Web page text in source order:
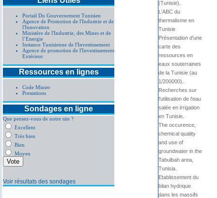
Portail Du Gouvernement Tunisien
Agence de Promotion de l'Industrie et de
l'Innovation
Ministère de l'Industrie, des Mines et de
l’Energie
Instance Tunisienne de l'Investissement
Agence de promotion de l'Investissement
Extérieur
Ressources en lignes
Code Minier
Prestations
Sondages en ligne
Que pensez-vous de notre site ?
Excellent
Très bien
Bien
Moyen
Voir résultats des sondages
(Tunisie).
L'ABC du
thermalisme en
Tunisie
Présentation d'une
carte des
ressources en
eaux souterraines
de la Tunisie (au
1/200000).
Recherches sur
l'utilisation de l'eau
salée en irrigation
en Tunisie.
The occurence,
chemical quality
and use of
groundwater in the
Tabulbah area,
Tunisia.
Etablissement du
bilan hydrique
dans les massifs